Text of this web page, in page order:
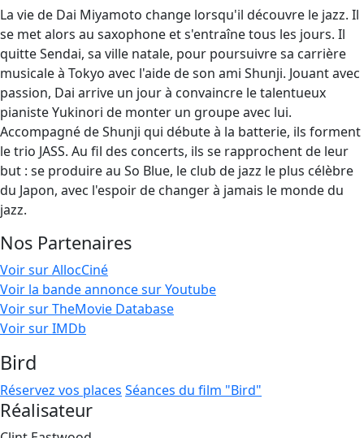
La vie de Dai Miyamoto change lorsqu'il découvre le jazz. Il
se met alors au saxophone et s'entraîne tous les jours. Il
quitte Sendai, sa ville natale, pour poursuivre sa carrière
musicale à Tokyo avec l'aide de son ami Shunji. Jouant avec
passion, Dai arrive un jour à convaincre le talentueux
pianiste Yukinori de monter un groupe avec lui.
Accompagné de Shunji qui débute à la batterie, ils forment
le trio JASS. Au fil des concerts, ils se rapprochent de leur
but : se produire au So Blue, le club de jazz le plus célèbre
du Japon, avec l'espoir de changer à jamais le monde du
jazz.
Nos Partenaires
Voir sur AllocCiné
Voir la bande annonce sur Youtube
Voir sur TheMovie Database
Voir sur IMDb
Bird
Réservez vos places Séances du film "Bird"
Réalisateur